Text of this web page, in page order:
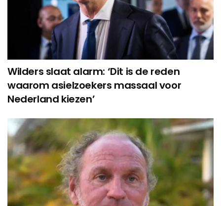
Wilders slaat alarm: ‘Dit is de reden
waarom asielzoekers massaal voor
Nederland kiezen’